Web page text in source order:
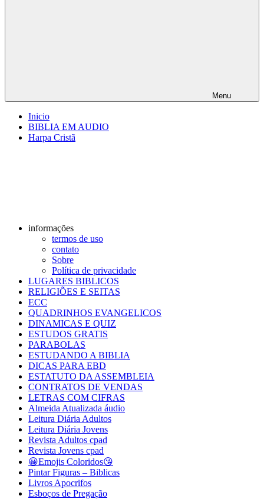
Menu
Inicio
BIBLIA EM AUDIO
Harpa Cristã
informações
termos de uso
contato
Sobre
Política de privacidade
LUGARES BIBLICOS
RELIGIÕES E SEITAS
ECC
QUADRINHOS EVANGELICOS
DINAMICAS E QUIZ
ESTUDOS GRATIS
PARABOLAS
ESTUDANDO A BIBLIA
DICAS PARA EBD
ESTATUTO DA ASSEMBLEIA
CONTRATOS DE VENDAS
LETRAS COM CIFRAS
Almeida Atualizada áudio
Leitura Diária Adultos
Leitura Diária Jovens
Revista Adultos cpad
Revista Jovens cpad
😀Emojis Coloridos😘
Pintar Figuras – Biblicas
Livros Apocrifos
Esboços de Pregação